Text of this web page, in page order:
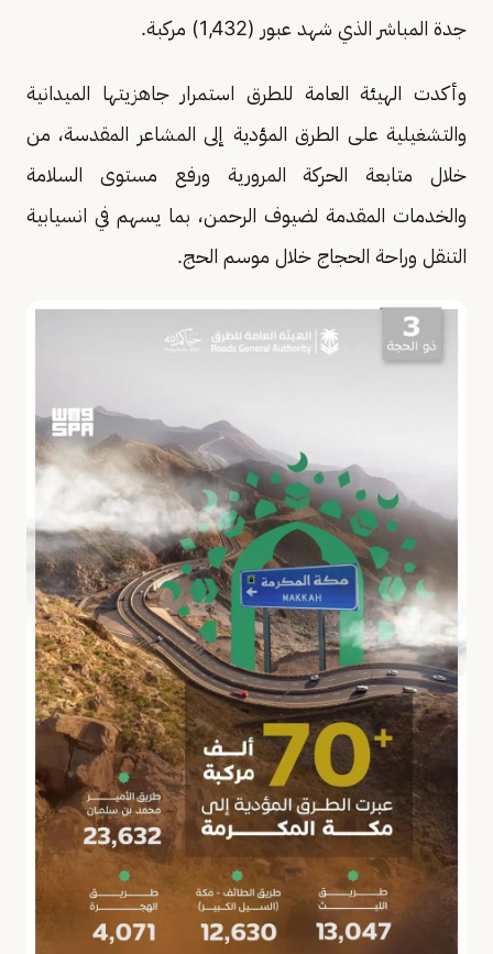
جدة المباشر الذي شهد عبور (1,432) مركبة.
وأكدت الهيئة العامة للطرق استمرار جاهزيتها الميدانية
والتشغيلية على الطرق المؤدية إلى المشاعر المقدسة، من
خلال متابعة الحركة المرورية ورفع مستوى السلامة
والخدمات المقدمة لضيوف الرحمن، بما يسهم في انسيابية
التنقل وراحة الحجاج خلال موسم الحج.